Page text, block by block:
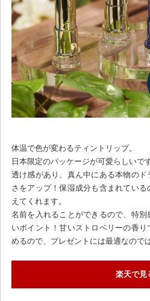
体温で色が変わるティントリップ。
日本限定のパッケージが可愛らしいで
透け感があり、真ん中にある本物の
さをアップ！保湿成分も含まれてい
えてくれます。
名前を入れることができるので、特
いポイント！甘いストロベリーの香
めるので、プレゼントには最適なので
楽天で見